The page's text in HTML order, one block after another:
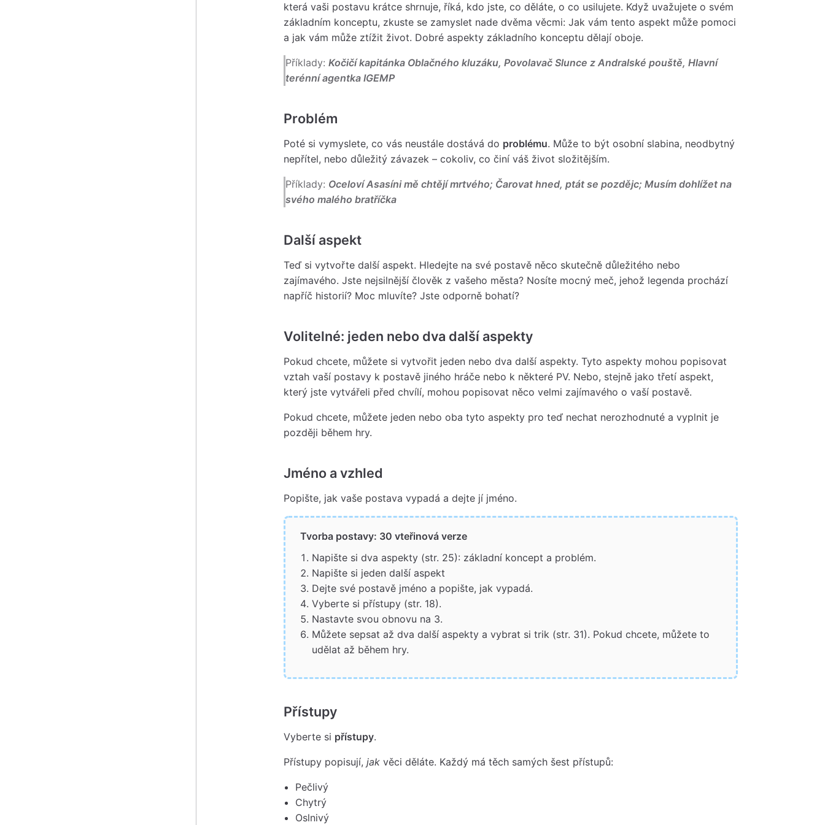
která vaši postavu krátce shrnuje, říká, kdo jste, co děláte, o co usilujete. Když uvažujete o svém
základním konceptu, zkuste se zamyslet nade dvěma věcmi: Jak vám tento aspekt může pomoci
a jak vám může ztížit život. Dobré aspekty základního konceptu dělají oboje.
Příklady:Kočičí kapitánka Oblačného kluzáku, Povolavač Slunce z Andralské pouště, Hlavní
terénní agentka IGEMP
Problém
Poté si vymyslete, co vás neustále dostává do problému. Může to být osobní slabina, neodbytný
nepřítel, nebo důležitý závazek – cokoliv, co činí váš život složitějším.
Příklady: Oceloví Asasíni mě chtějí mrtvého; Čarovat hned, ptát se pozdějc; Musím dohlížet na
svého malého bratříčka
Další aspekt
Teď si vytvořte další aspekt. Hledejte na své postavě něco skutečně důležitého nebo
zajímavého. Jste nejsilnější člověk z vašeho města? Nosíte mocný meč, jehož legenda prochází
napříč historií? Moc mluvíte? Jste odporně bohatí?
Volitelné: jeden nebo dva další aspekty
Pokud chcete, můžete si vytvořit jeden nebo dva další aspekty. Tyto aspekty mohou popisovat
vztah vaší postavy k postavě jiného hráče nebo k některé PV. Nebo, stejně jako třetí aspekt,
který jste vytvářeli před chvílí, mohou popisovat něco velmi zajímavého o vaší postavě.
Pokud chcete, můžete jeden nebo oba tyto aspekty pro teď nechat nerozhodnuté a vyplnit je
později během hry.
Jméno a vzhled
Popište, jak vaše postava vypadá a dejte jí jméno.
Tvorba postavy: 30 vteřinová verze
Napište si dva aspekty (str. 25): základní koncept a problém.
Napište si jeden další aspekt
Dejte své postavě jméno a popište, jak vypadá.
Vyberte si přístupy (str. 18).
Nastavte svou obnovu na 3.
Můžete sepsat až dva další aspekty a vybrat si trik (str. 31). Pokud chcete, můžete to
udělat až během hry.
Přístupy
Vyberte si přístupy.
Přístupy popisují, jak věci děláte. Každý má těch samých šest přístupů:
Pečlivý
Chytrý
Oslnivý